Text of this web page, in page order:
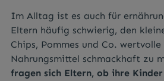
Im Alltag ist es auch für
Eltern häufig schwierig, den
Chips, Pommes und Co. wertvolle
Nahrungsmittel schmackhaft zu
fragen sich Eltern, ob ihre Kinder